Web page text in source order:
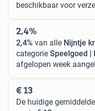
beschikbaar voor
2,4%
2,4% van alle Nijntje
categorie Speelgoed |
afgelopen week
€ 13
De huidige